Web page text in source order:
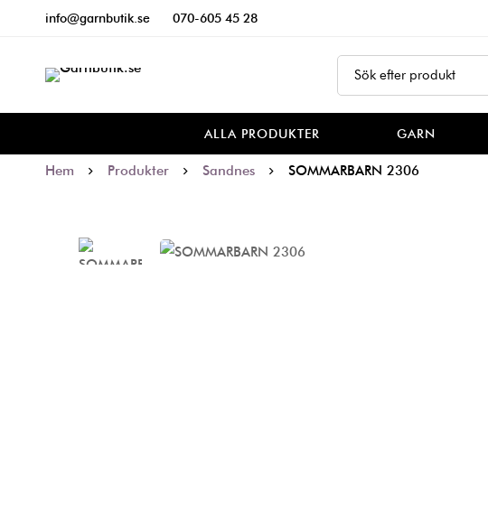
info@garnbutik.se 070-605 45 28
ALLA PRODUKTER GARN
Hem Produkter Sandnes SOMMARBARN 2306